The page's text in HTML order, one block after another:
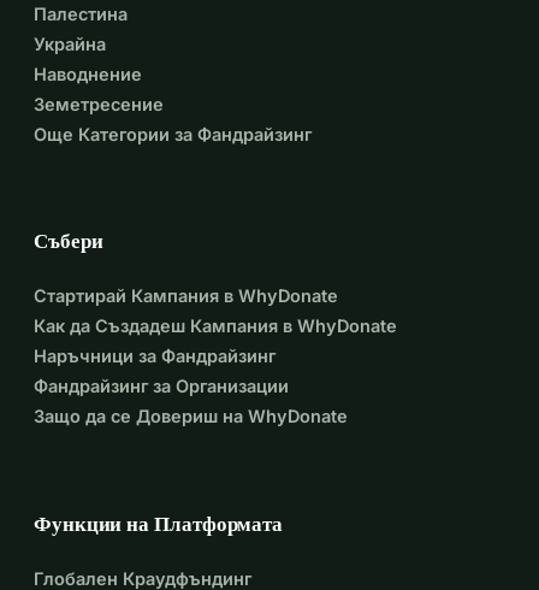
Палестина
Украйна
Наводнение
Земетресение
Още Категории за Фандрайзинг
Събери
Стартирай Кампания в WhyDonate
Как да Създадеш Кампания в WhyDonate
Наръчници за Фандрайзинг
Фандрайзинг за Организации
Защо да се Довериш на WhyDonate
Функции на Платформата
Глобален Краудфъндинг